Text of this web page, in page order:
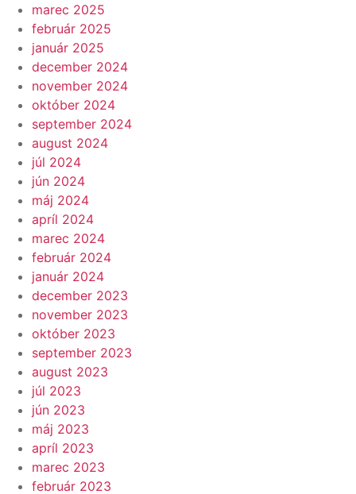
marec 2025
február 2025
január 2025
december 2024
november 2024
október 2024
september 2024
august 2024
júl 2024
jún 2024
máj 2024
apríl 2024
marec 2024
február 2024
január 2024
december 2023
november 2023
október 2023
september 2023
august 2023
júl 2023
jún 2023
máj 2023
apríl 2023
marec 2023
február 2023